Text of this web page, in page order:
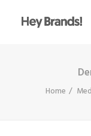
CONÓCENOS
Home